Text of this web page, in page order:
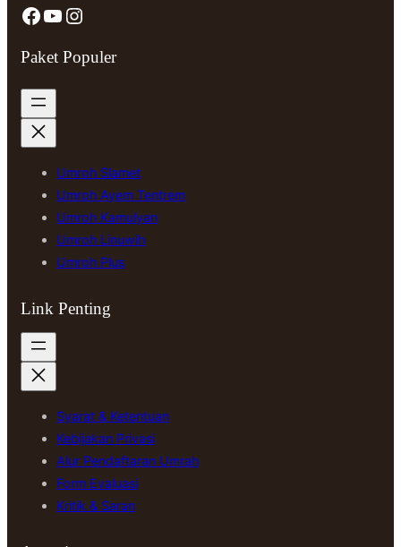
Facebook YouTube Instagram
Paket Populer
Umroh Slamet
Umroh Ayem Tentrem
Umroh Kamulyan
Umroh Linuwih
Umroh Plus
Link Penting
Syarat & Ketentuan
Kebijakan Privasi
Alur Pendaftaran Umrah
Form Evaluasi
Kritik & Saran